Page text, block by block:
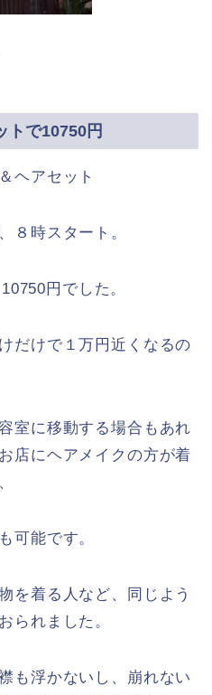
トで10750円
ヘアセット
８時スタート。
円でした。
だけで１万円近くなるの
室に移動する場合もあれ
店にヘアメイクの方が着
可能です。
を着る人など、同じよう
られました。
も浮かないし、崩れない